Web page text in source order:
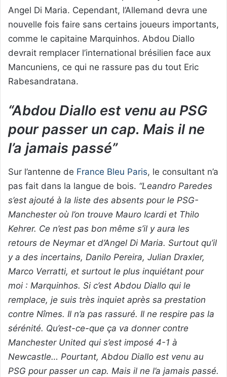
Angel Di Maria. Cependant, l’Allemand devra une
nouvelle fois faire sans certains joueurs importants,
comme le capitaine Marquinhos. Abdou Diallo
devrait remplacer l’international brésilien face aux
Mancuniens, ce qui ne rassure pas du tout Eric
Rabesandratana.
“Abdou Diallo est venu au PSG
pour passer un cap. Mais il ne
l’a jamais passé”
Sur l’antenne de France Bleu Paris, le consultant n’a
pas fait dans la langue de bois. “Leandro Paredes
s’est ajouté à la liste des absents pour le PSG-
Manchester où l’on trouve Mauro Icardi et Thilo
Kehrer. Ce n’est pas bon même s’il y aura les
retours de Neymar et d’Angel Di Maria. Surtout qu’il
y a des incertains, Danilo Pereira, Julian Draxler,
Marco Verratti, et surtout le plus inquiétant pour
moi : Marquinhos. Si c’est Abdou Diallo qui le
remplace, je suis très inquiet après sa prestation
contre Nîmes. Il n’a pas rassuré. Il ne respire pas la
sérénité. Qu’est-ce-que ça va donner contre
Manchester United qui s’est imposé 4-1 à
Newcastle… Pourtant, Abdou Diallo est venu au
PSG pour passer un cap. Mais il ne l’a jamais passé.